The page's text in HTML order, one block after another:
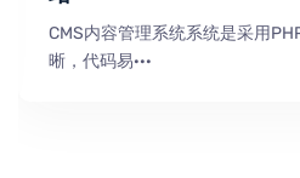
CMS内容管理系统系统是采用
晰，代码易···